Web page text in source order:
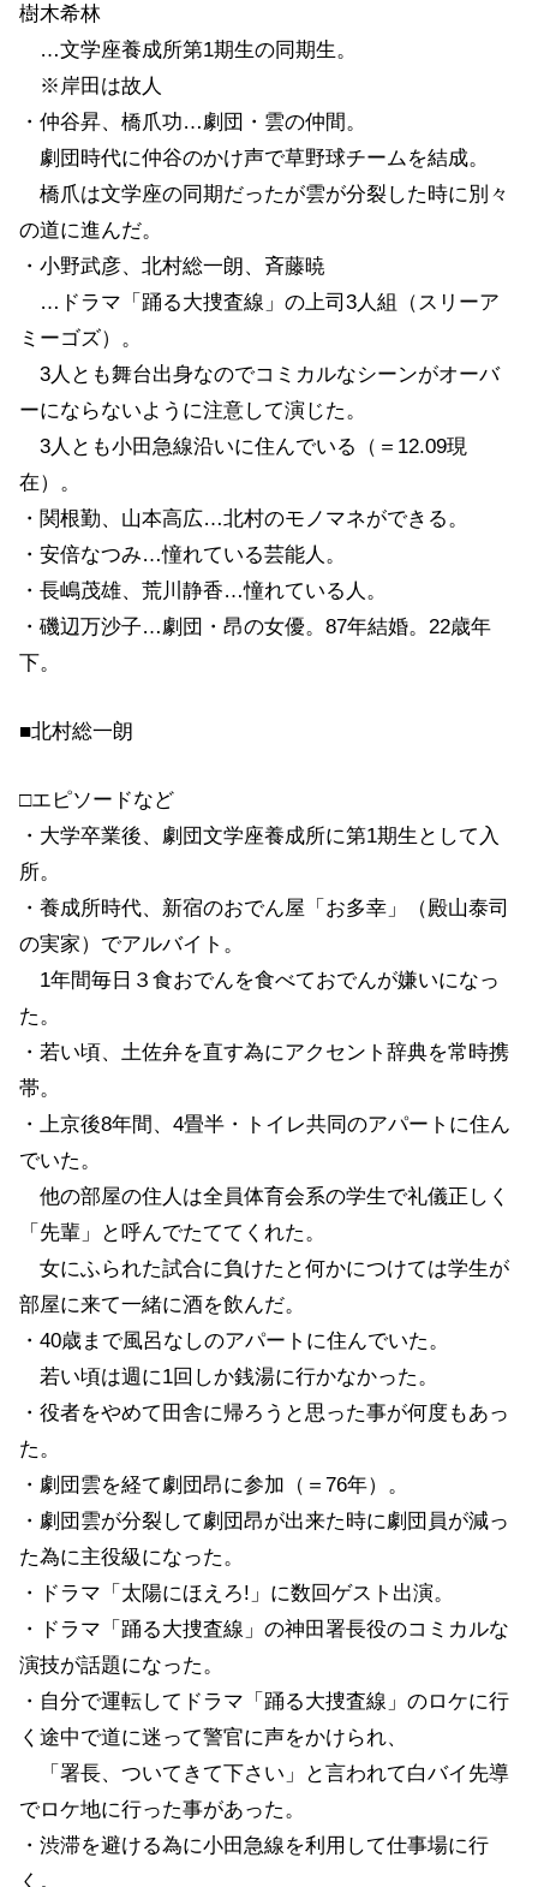
樹木希林
…文学座養成所第1期生の同期生。
※岸田は故人
・仲谷昇、橋爪功…劇団・雲の仲間。
劇団時代に仲谷のかけ声で草野球チームを結成。
橋爪は文学座の同期だったが雲が分裂した時に別々
の道に進んだ。
・小野武彦、北村総一朗、斉藤暁
…ドラマ「踊る大捜査線」の上司3人組（スリーア
ミーゴズ）。
3人とも舞台出身なのでコミカルなシーンがオーバ
ーにならないように注意して演じた。
3人とも小田急線沿いに住んでいる（＝12.09現
在）。
・関根勤、山本高広…北村のモノマネができる。
・安倍なつみ…憧れている芸能人。
・長嶋茂雄、荒川静香…憧れている人。
・磯辺万沙子…劇団・昂の女優。87年結婚。22歳年
下。
■北村総一朗
□エピソードなど
・大学卒業後、劇団文学座養成所に第1期生として入
所。
・養成所時代、新宿のおでん屋「お多幸」（殿山泰司
の実家）でアルバイト。
1年間毎日３食おでんを食べておでんが嫌いになっ
た。
・若い頃、土佐弁を直す為にアクセント辞典を常時携
帯。
・上京後8年間、4畳半・トイレ共同のアパートに住ん
でいた。
他の部屋の住人は全員体育会系の学生で礼儀正しく
「先輩」と呼んでたててくれた。
女にふられた試合に負けたと何かにつけては学生が
部屋に来て一緒に酒を飲んだ。
・40歳まで風呂なしのアパートに住んでいた。
若い頃は週に1回しか銭湯に行かなかった。
・役者をやめて田舎に帰ろうと思った事が何度もあっ
た。
・劇団雲を経て劇団昂に参加（＝76年）。
・劇団雲が分裂して劇団昂が出来た時に劇団員が減っ
た為に主役級になった。
・ドラマ「太陽にほえろ!」に数回ゲスト出演。
・ドラマ「踊る大捜査線」の神田署長役のコミカルな
演技が話題になった。
・自分で運転してドラマ「踊る大捜査線」のロケに行
く途中で道に迷って警官に声をかけられ、
「署長、ついてきて下さい」と言われて白バイ先導
でロケ地に行った事があった。
・渋滞を避ける為に小田急線を利用して仕事場に行
く。